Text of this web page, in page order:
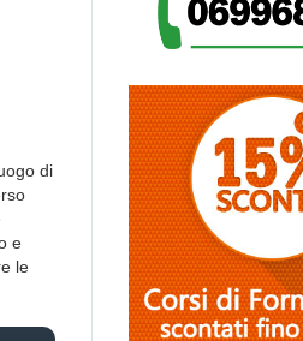
di
e
le